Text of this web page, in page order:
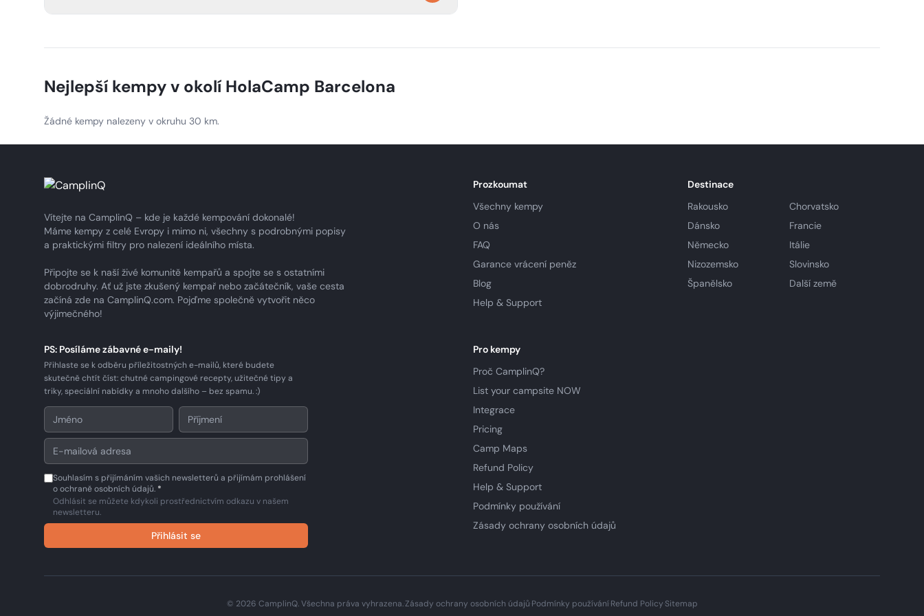
prádelnu, přístup k Wi-Fi a sanitární zařízení pro pohodlný pobyt u pláže.
Nejlepší kempy v okolí HolaCamp Barcelona
Žádné kempy nalezeny v okruhu 30 km.
Vítejte na CamplinQ – kde je každé kempování dokonalé!
Máme kempy z celé Evropy i mimo ni, všechny s podrobnými popisy
a praktickými filtry pro nalezení ideálního místa.
Připojte se k naší živé komunitě kempařů a spojte se s ostatními
dobrodruhy. Ať už jste zkušený kempař nebo začátečník, vaše cesta
začíná zde na CamplinQ.com. Pojďme společně vytvořit něco
výjimečného!
Prozkoumat
Všechny kempy
O nás
FAQ
Garance vrácení peněz
Blog
Help & Support
Destinace
Rakousko
Chorvatsko
Dánsko
Francie
Německo
Itálie
Nizozemsko
Slovinsko
Španělsko
Další země
PS: Posíláme zábavné e-maily!
Přihlaste se k odběru příležitostných e-mailů, které budete
skutečně chtít číst: chutné campingové recepty, užitečné tipy a
triky, speciální nabídky a mnoho dalšího – bez spamu. :)
Souhlasím s přijímáním vašich newsletterů a přijímám prohlášení
o ochraně osobních údajů. *
Odhlásit se můžete kdykoli prostřednictvím odkazu v našem
newsletteru.
Přihlásit se
Pro kempy
Proč CamplinQ?
List your campsite NOW
Integrace
Pricing
Camp Maps
Refund Policy
Help & Support
Podmínky používání
Zásady ochrany osobních údajů
© 2026 CamplinQ. Všechna práva vyhrazena.·Zásady ochrany osobních údajů Podmínky používání·Refund Policy Sitemap